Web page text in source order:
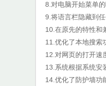
8.对电脑开始菜单
9.将语言栏隐藏到
10.在原先的特性和
11.优化了本地搜索
12.对网页的打开速
13.系统根据系统安
14.优化了防护墙功